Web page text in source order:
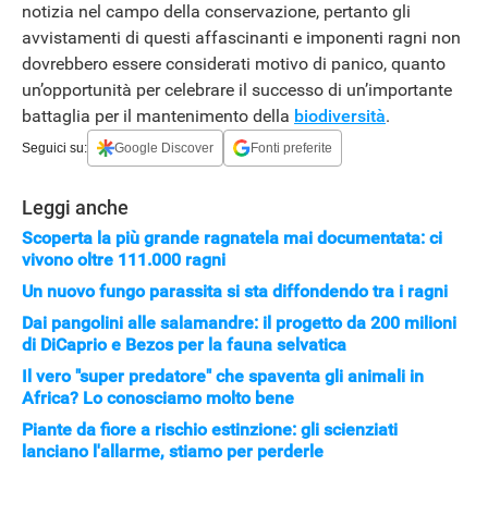
notizia nel campo della conservazione, pertanto gli
avvistamenti di questi affascinanti e imponenti ragni non
dovrebbero essere considerati motivo di panico, quanto
un’opportunità per celebrare il successo di un’importante
battaglia per il mantenimento della biodiversità.
Seguici su: Google Discover Fonti preferite
Leggi anche
Scoperta la più grande ragnatela mai documentata: ci
vivono oltre 111.000 ragni
Un nuovo fungo parassita si sta diffondendo tra i ragni
Dai pangolini alle salamandre: il progetto da 200 milioni
di DiCaprio e Bezos per la fauna selvatica
Il vero "super predatore" che spaventa gli animali in
Africa? Lo conosciamo molto bene
Piante da fiore a rischio estinzione: gli scienziati
lanciano l'allarme, stiamo per perderle